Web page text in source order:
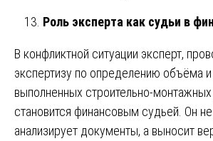
Роль эксперта как судьи в
В конфликтной ситуации эксперт,
экспертизу по определению объёма
выполненных строительно-монтажных
становится финансовым судьей. Он
анализирует документы, а выносит